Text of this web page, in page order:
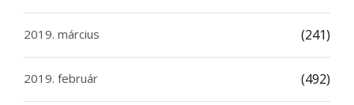
2019. március (241)
2019. február (492)